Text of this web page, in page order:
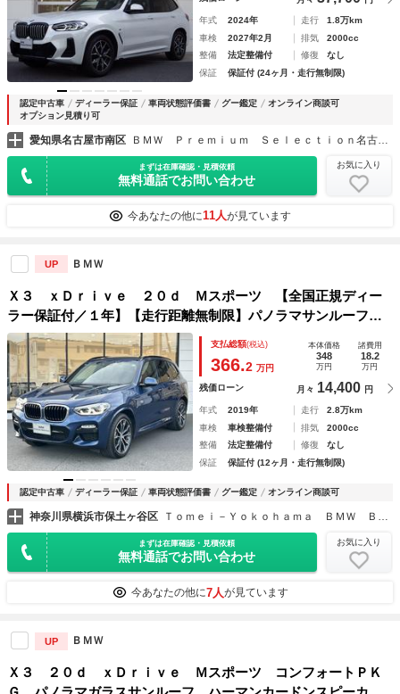
年式 2024年 走行
1.8万km
車検
2027年2月 排気
2000cc
整備
法定整備付 修復
なし
保証
保証付 (24ヶ月・走行無制限)
認定中古車 ディーラー保証 車両状態評価書 グー鑑定
オンライン商談可
オプション見積り可
愛知県名古屋市南区
まずは在庫確認・見積依頼
無料通話でお問い合わせ
お気に入り
今あなたの他に11人が見ています
UP ＢＭＷ
Ｘ３ ｘＤｒｉｖｅ ２０ｄ Ｍスポーツ 【全国正規ディー
ラー保証付／１年】【走行距離無制限】パノラマサンルーフ
１オーナ車 禁煙車両 純正フルセグメント 全周囲センサ
ー 全周囲カメラ 全席シートヒーター ハーマンカードンス
ピーカー
支払総額(税込)
366.2 万円
本体価格
348
万円
諸費用
18.2
万円
残価ローン 月々 14,400 円
年式 2019年 走行
2.8万km
車検
車検整備付 排気
2000cc
整備
法定整備付 修復
なし
保証
保証付 (12ヶ月・走行無制限)
認定中古車 ディーラー保証 車両状態評価書 グー鑑定 オンライン商談可
神奈川県横浜市保土ヶ谷区 Ｔｏｍｅｉ－Ｙｏｋｏｈａｍａ ＢＭＷ ＢＭＷ Ｐｒｅｍｉｕｍ Ｓｅｌｅｃｔｉｏｎ 横浜三ツ沢
まずは在庫確認・見積依頼
無料通話でお問い合わせ
お気に入り
今あなたの他に7人が見ています
UP ＢＭＷ
Ｘ３ ２０ｄ ｘＤｒｉｖｅ Ｍスポーツ コンフォートＰＫ